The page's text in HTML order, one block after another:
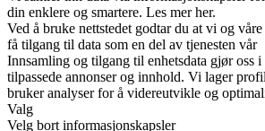
din enklere og smartere. Les mer her.
Ved å bruke nettstedet godtar du at vi og
få tilgang til data som en del av tjenesten vår
Innsamling og tilgang til enhetsdata gjør oss i
tilpassede annonser og innhold. Vi lager
bruker analyser for å videreutvikle og
Valg
Velg bort informasjonskapsler